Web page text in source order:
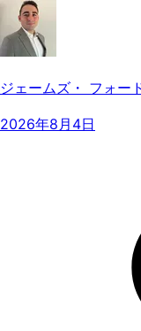
ジェームズ・ フォー
2026年8月4日